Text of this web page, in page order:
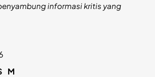
informasi kritis yang
M